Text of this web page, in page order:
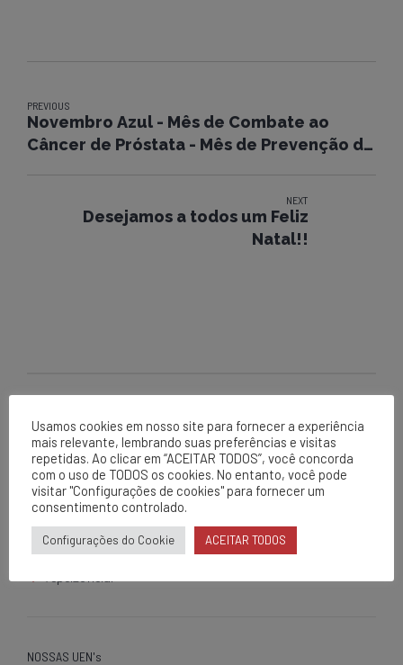
PREVIOUS
Novembro Azul - Mês de Combate ao
Câncer de Próstata - Mês de Prevenção de
NEXT
Desejamos a todos um Feliz
Natal!!
EPCL
Matriz
Av. Centenário, 1420
Brumado - BA
0800 284 2269
contato@epcl.com.br
NOSSAS UEN's
Usamos cookies em nosso site para fornecer a experiência
mais relevante, lembrando suas preferências e visitas
repetidas. Ao clicar em “ACEITAR TODOS”, você concorda
com o uso de TODOS os cookies. No entanto, você pode
visitar "Configurações de cookies" para fornecer um
consentimento controlado.
Configurações do Cookie ACEITAR TODOS